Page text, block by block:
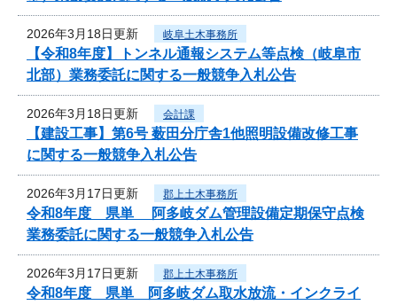
2026年3月18日更新 岐阜土木事務所
【令和8年度】トンネル通報システム等点検（岐阜市
北部）業務委託に関する一般競争入札公告
2026年3月18日更新 会計課
【建設工事】第6号 薮田分庁舎1他照明設備改修工事
に関する一般競争入札公告
2026年3月17日更新 郡上土木事務所
令和8年度 県単 阿多岐ダム管理設備定期保守点検
業務委託に関する一般競争入札公告
2026年3月17日更新 郡上土木事務所
令和8年度 県単 阿多岐ダム取水放流・インクライ